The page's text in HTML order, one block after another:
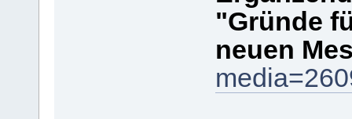
"Gründe
neuen